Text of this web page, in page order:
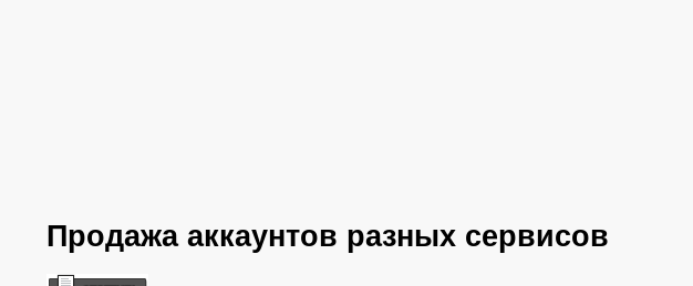
Продажа аккаунтов разных сервисов